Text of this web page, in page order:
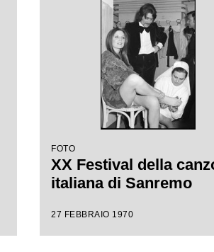
FOTO
XX Festival della
italiana di Sanremo
27 FEBBRAIO 1970